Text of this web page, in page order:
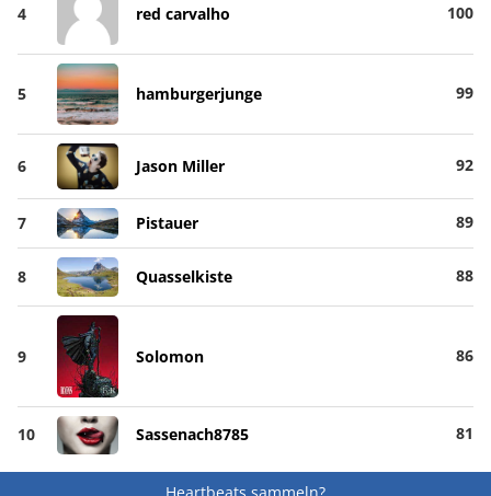
4 red carvalho 100
5 hamburgerjunge 99
6 Jason Miller 92
7 Pistauer 89
8 Quasselkiste 88
9 Solomon 86
10 Sassenach8785 81